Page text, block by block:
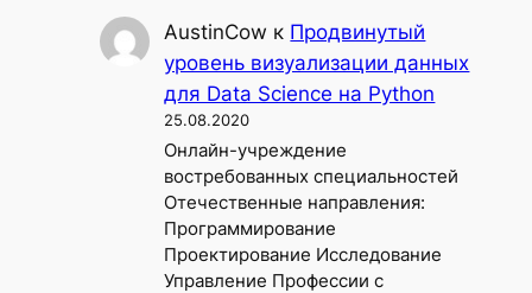
AustinCow к Продвинутый
уровень визуализации данных
для Data Science на Python
25.08.2020
Онлайн-учреждение
востребованных специальностей
Отечественные направления:
Программирование
Проектирование Исследование
Управление Профессии с